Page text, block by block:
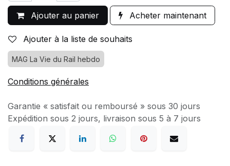
Ajouter au panier Acheter maintenant
Ajouter à la liste de souhaits
MAG La Vie du Rail hebdo
Conditions générales
Garantie « satisfait ou remboursé » sous 30 jours
Expédition sous 2 jours, livraison sous 5 à 7 jours